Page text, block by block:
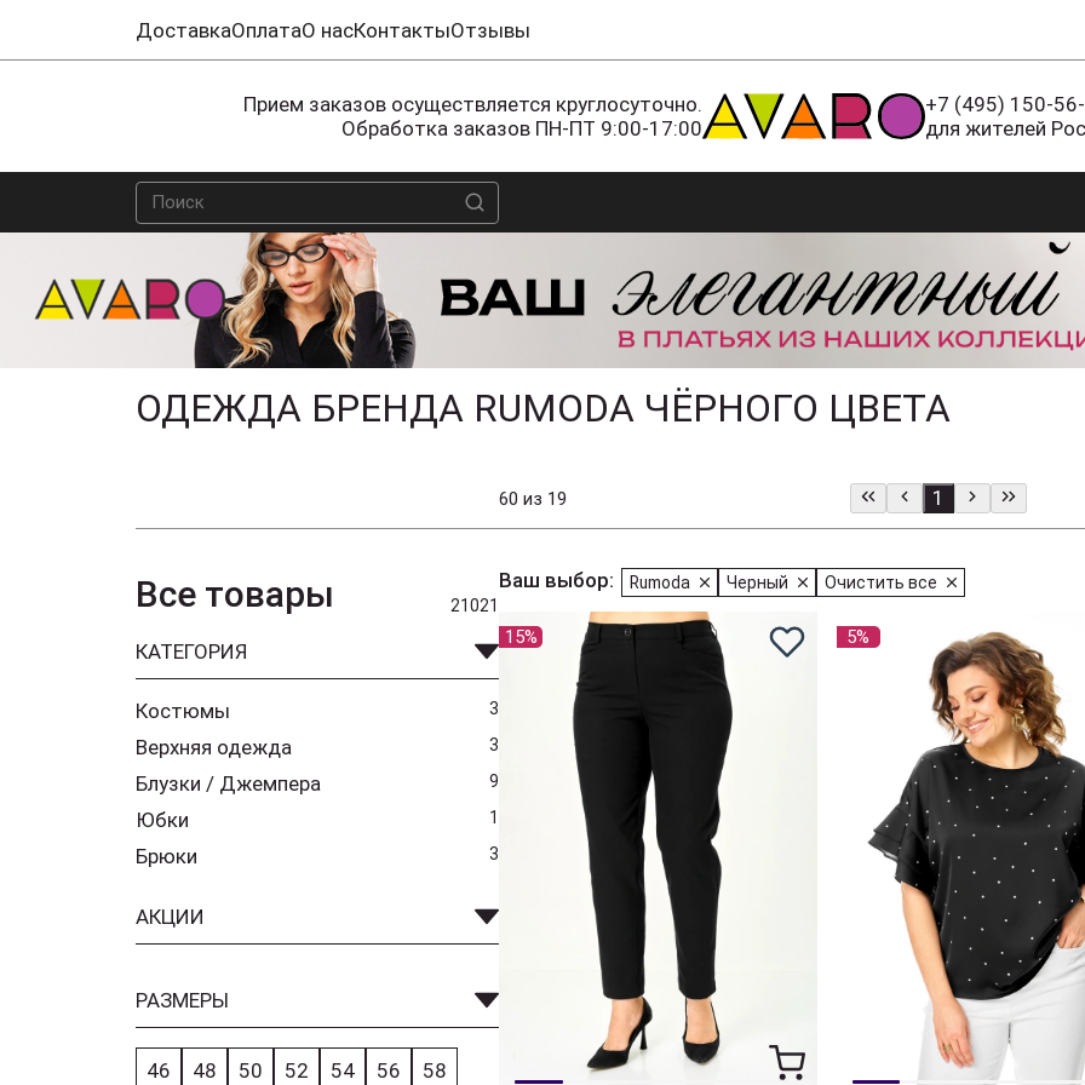
ДоставкаОплатаО насКонтактыОтзывы
Прием заказов осуществляется круглосуточно.
Обработка заказов ПН-ПТ 9:00-17:00
+7 (495) 150-
для жителей
ОДЕЖДА БРЕНДА RUMODA ЧЁРНОГО ЦВЕТА
60 из 19 1
Все товары 21021
КАТЕГОРИЯ
Костюмы 3
Верхняя одежда 3
Блузки / Джемпера 9
Юбки 1
Брюки 3
АКЦИИ
РАЗМЕРЫ
46 48 50 52 54 56 58
Ваш выбор: Rumoda Черный Очистить все
15% 5%